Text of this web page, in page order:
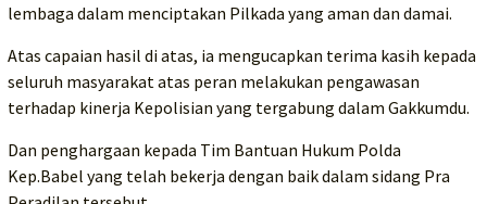
lembaga dalam menciptakan Pilkada yang aman dan damai.
Atas capaian hasil di atas, ia mengucapkan terima kasih kepada
seluruh masyarakat atas peran melakukan pengawasan
terhadap kinerja Kepolisian yang tergabung dalam Gakkumdu.
Dan penghargaan kepada Tim Bantuan Hukum Polda
Kep.Babel yang telah bekerja dengan baik dalam sidang Pra